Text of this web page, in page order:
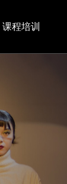
课程培训